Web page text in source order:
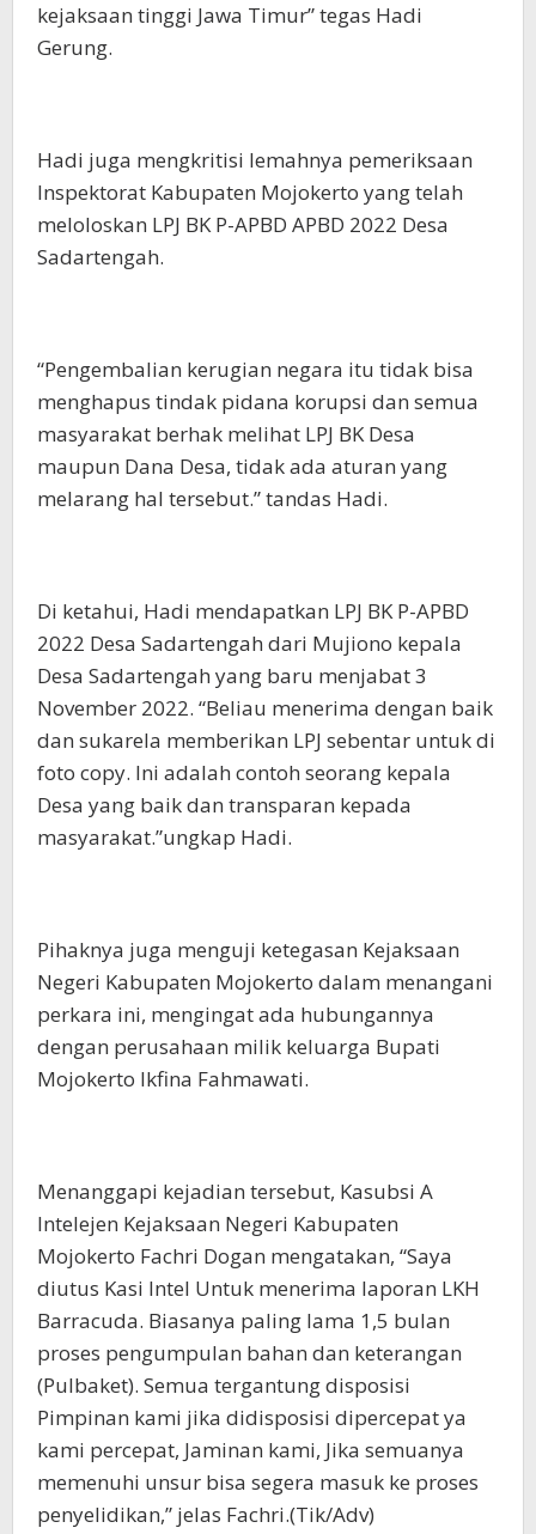
kejaksaan tinggi Jawa Timur” tegas Hadi
Gerung.
Hadi juga mengkritisi lemahnya pemeriksaan
Inspektorat Kabupaten Mojokerto yang telah
meloloskan LPJ BK P-APBD APBD 2022 Desa
Sadartengah.
“Pengembalian kerugian negara itu tidak bisa
menghapus tindak pidana korupsi dan semua
masyarakat berhak melihat LPJ BK Desa
maupun Dana Desa, tidak ada aturan yang
melarang hal tersebut.” tandas Hadi.
Di ketahui, Hadi mendapatkan LPJ BK P-APBD
2022 Desa Sadartengah dari Mujiono kepala
Desa Sadartengah yang baru menjabat 3
November 2022. “Beliau menerima dengan baik
dan sukarela memberikan LPJ sebentar untuk di
foto copy. Ini adalah contoh seorang kepala
Desa yang baik dan transparan kepada
masyarakat.”ungkap Hadi.
Pihaknya juga menguji ketegasan Kejaksaan
Negeri Kabupaten Mojokerto dalam menangani
perkara ini, mengingat ada hubungannya
dengan perusahaan milik keluarga Bupati
Mojokerto Ikfina Fahmawati.
Menanggapi kejadian tersebut, Kasubsi A
Intelejen Kejaksaan Negeri Kabupaten
Mojokerto Fachri Dogan mengatakan, “Saya
diutus Kasi Intel Untuk menerima laporan LKH
Barracuda. Biasanya paling lama 1,5 bulan
proses pengumpulan bahan dan keterangan
(Pulbaket). Semua tergantung disposisi
Pimpinan kami jika didisposisi dipercepat ya
kami percepat, Jaminan kami, Jika semuanya
memenuhi unsur bisa segera masuk ke proses
penyelidikan,” jelas Fachri.(Tik/Adv)